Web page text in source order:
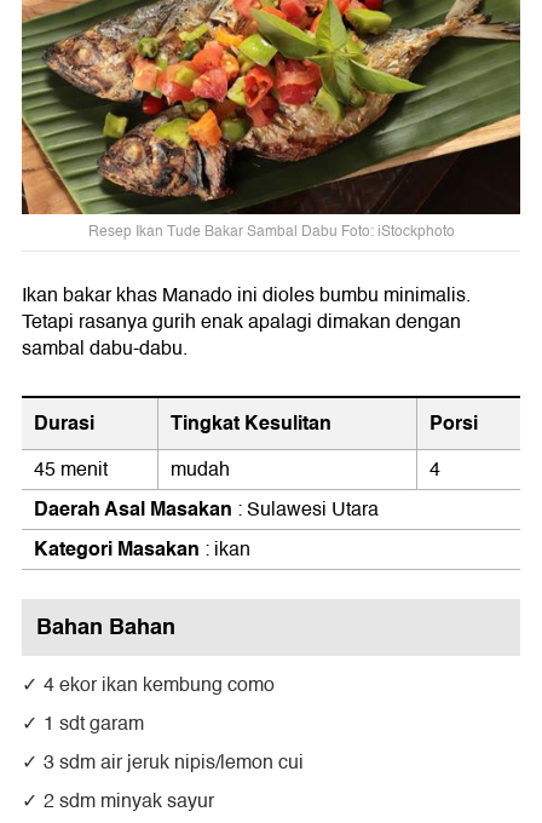
Resep Ikan Tude Bakar Sambal Dabu Foto: iStockphoto
Ikan bakar khas Manado ini dioles bumbu minimalis.
Tetapi rasanya gurih enak apalagi dimakan dengan
sambal dabu-dabu.
Durasi Tingkat Kesulitan Porsi
45 menit mudah 4
Daerah Asal Masakan : Sulawesi Utara
Kategori Masakan : ikan
Bahan Bahan
4 ekor ikan kembung como
1 sdt garam
3 sdm air jeruk nipis/lemon cui
2 sdm minyak sayur